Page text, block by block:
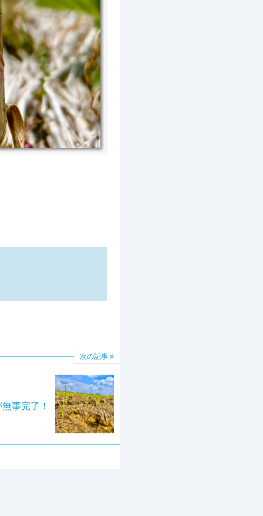
次の記事
事完了！